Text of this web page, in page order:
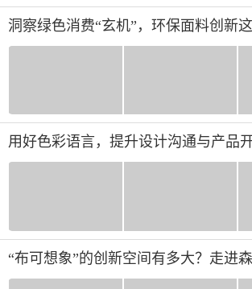
洞察绿色消费“玄机”，环保面料创新
用好色彩语言，提升设计沟通与产品
“布可想象”的创新空间有多大？走进
行面料的千面创意